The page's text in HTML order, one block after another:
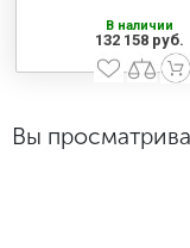
В наличии
132 158 руб.
Вы